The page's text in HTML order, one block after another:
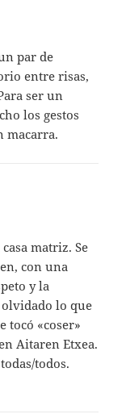
par de
entre risas,
ser un
los gestos
macarra.
matriz. Se
con una
y la
lo que
tocó «coser»
Aitaren Etxea.
todos.